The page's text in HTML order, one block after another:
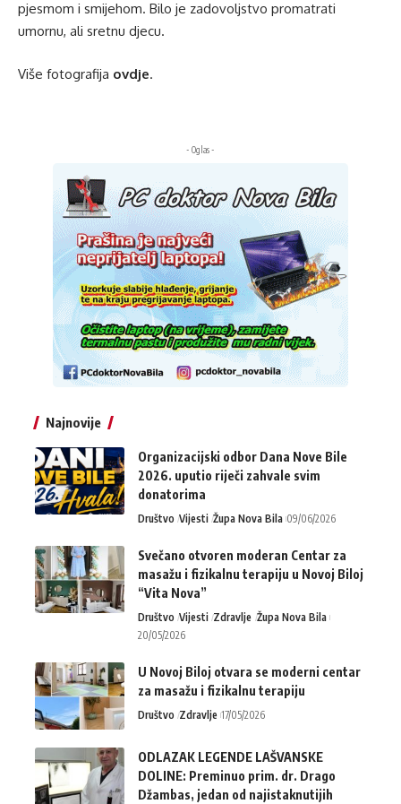
pjesmom i smijehom. Bilo je zadovoljstvo promatrati
umornu, ali sretnu djecu.
Više fotografija ovdje.
- Oglas -
Najnovije
Organizacijski odbor Dana Nove Bile
2026. uputio riječi zahvale svim
donatorima
Društvo Vijesti Župa Nova Bila 09/06/2026
Svečano otvoren moderan Centar za
masažu i fizikalnu terapiju u Novoj Biloj
“Vita Nova”
Društvo Vijesti Zdravlje Župa Nova Bila
20/05/2026
U Novoj Biloj otvara se moderni centar
za masažu i fizikalnu terapiju
Društvo Zdravlje 17/05/2026
ODLAZAK LEGENDE LAŠVANSKE
DOLINE: Preminuo prim. dr. Drago
Džambas, jedan od najistaknutijih